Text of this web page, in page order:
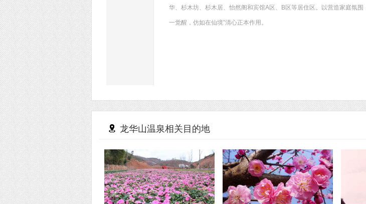
华、杉木坊、杉木居、怡然阁和宾馆A区、B区等居住区。以营造家庭氛
一觉醒，仿如在仙境”清心正本作用。
龙华山温泉相关目的地